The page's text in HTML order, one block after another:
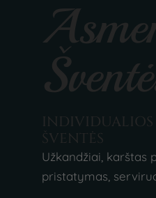
INDIVIDUALIOS
ŠVENTĖS
Užkandžiai, karštas
pristatymas,